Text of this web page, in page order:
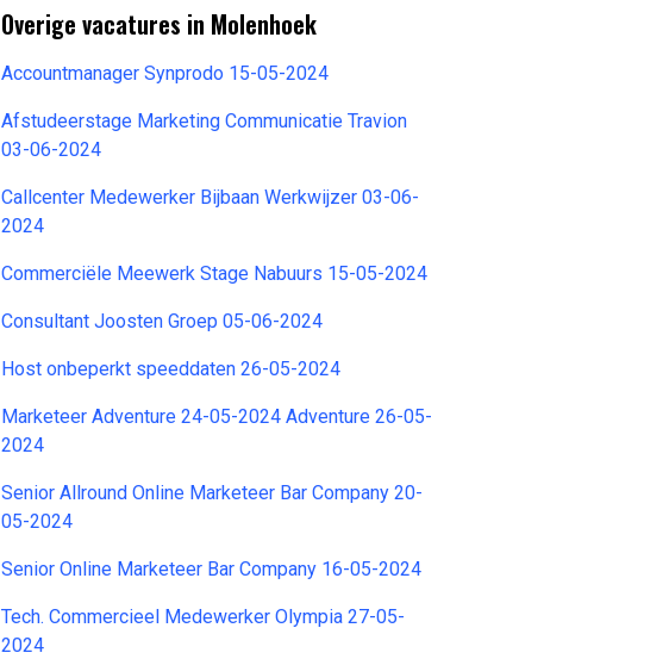
Overige vacatures in Molenhoek
Accountmanager Synprodo 15-05-2024
Afstudeerstage Marketing Communicatie Travion
03-06-2024
Callcenter Medewerker Bijbaan Werkwijzer 03-06-
2024
Commerciële Meewerk Stage Nabuurs 15-05-2024
Consultant Joosten Groep 05-06-2024
Host onbeperkt speeddaten 26-05-2024
Marketeer Adventure 24-05-2024 Adventure 26-05-
2024
Senior Allround Online Marketeer Bar Company 20-
05-2024
Senior Online Marketeer Bar Company 16-05-2024
Tech. Commercieel Medewerker Olympia 27-05-
2024